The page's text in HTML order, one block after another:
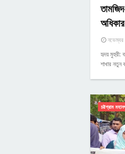
হৃদয় মুহুরী:
শাখার
চট্টগ্রাম